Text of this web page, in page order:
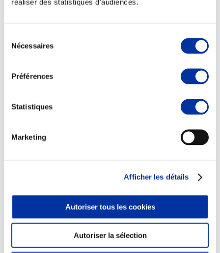
réaliser des statistiques d'audiences.
Nécessaires
Préférences
Statistiques
Marketing
Afficher les détails
Autoriser tous les cookies
Autoriser la sélection